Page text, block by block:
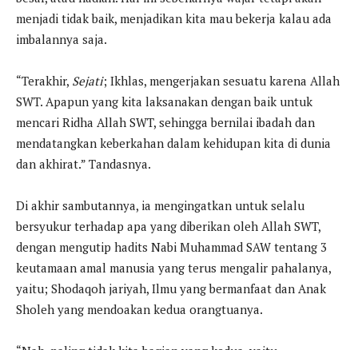
menjadi tidak baik, menjadikan kita mau bekerja kalau ada
imbalannya saja.
“Terakhir, Sejati; Ikhlas, mengerjakan sesuatu karena Allah
SWT. Apapun yang kita laksanakan dengan baik untuk
mencari Ridha Allah SWT, sehingga bernilai ibadah dan
mendatangkan keberkahan dalam kehidupan kita di dunia
dan akhirat.” Tandasnya.
Di akhir sambutannya, ia mengingatkan untuk selalu
bersyukur terhadap apa yang diberikan oleh Allah SWT,
dengan mengutip hadits Nabi Muhammad SAW tentang 3
keutamaan amal manusia yang terus mengalir pahalanya,
yaitu; Shodaqoh jariyah, Ilmu yang bermanfaat dan Anak
Sholeh yang mendoakan kedua orangtuanya.